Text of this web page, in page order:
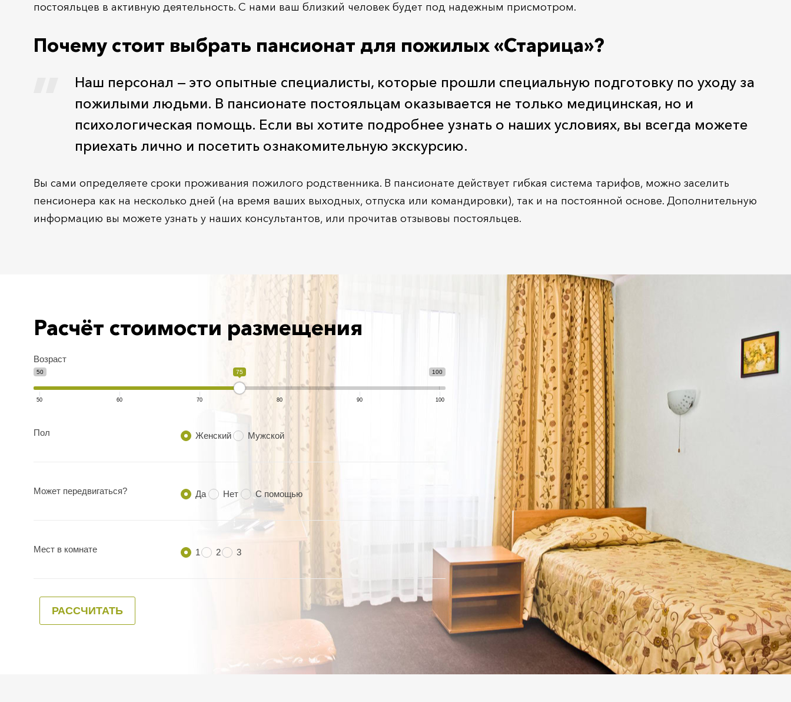
постояльцев в активную деятельность. С нами ваш близкий человек будет под надежным присмотром.
Почему стоит выбрать пансионат для пожилых «Старица»?
Наш персонал — это опытные специалисты, которые прошли специальную подготовку по уходу за
пожилыми людьми. В пансионате постояльцам оказывается не только медицинская, но и
психологическая помощь. Если вы хотите подробнее узнать о наших условиях, вы всегда можете
приехать лично и посетить ознакомительную экскурсию.
Вы сами определяете сроки проживания пожилого родственника. В пансионате действует гибкая система тарифов, можно заселить
пенсионера как на несколько дней (на время ваших выходных, отпуска или командировки), так и на постоянной основе. Дополнительную
информацию вы можете узнать у наших консультантов, или прочитав отзывовы постояльцев.
Расчёт стоимости размещения